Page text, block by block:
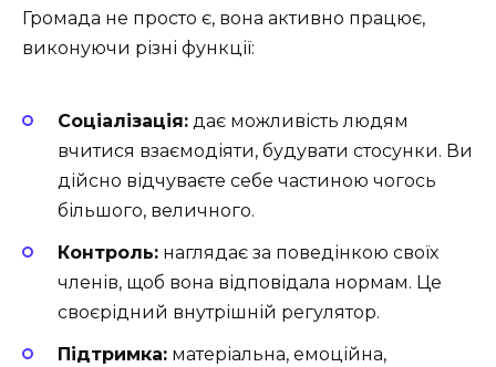
Громада не просто є, вона активно працює,
виконуючи різні функції:
Соціалізація: дає можливість людям
вчитися взаємодіяти, будувати стосунки. Ви
дійсно відчуваєте себе частиною чогось
більшого, величного.
Контроль: наглядає за поведінкою своїх
членів, щоб вона відповідала нормам. Це
своєрідний внутрішній регулятор.
Підтримка: матеріальна, емоційна,